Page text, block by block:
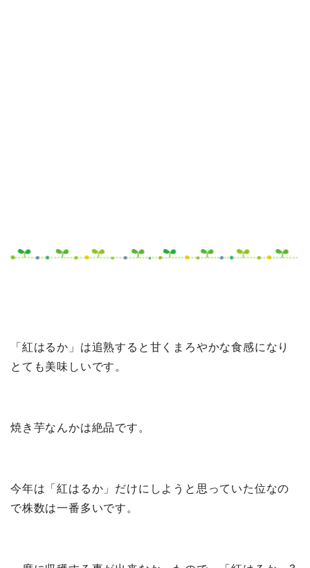
「紅はるか」は追熟すると甘くまろやかな食感になり
とても美味しいです。
焼き芋なんかは絶品です。
今年は「紅はるか」だけにしようと思っていた位なの
で株数は一番多いです。